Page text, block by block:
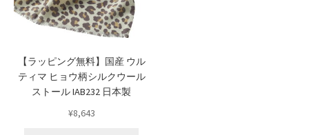
【ラッピング無料】国産 ウル
ティマ ヒョウ柄シルクウール
ストール IAB232 日本製
¥8,643